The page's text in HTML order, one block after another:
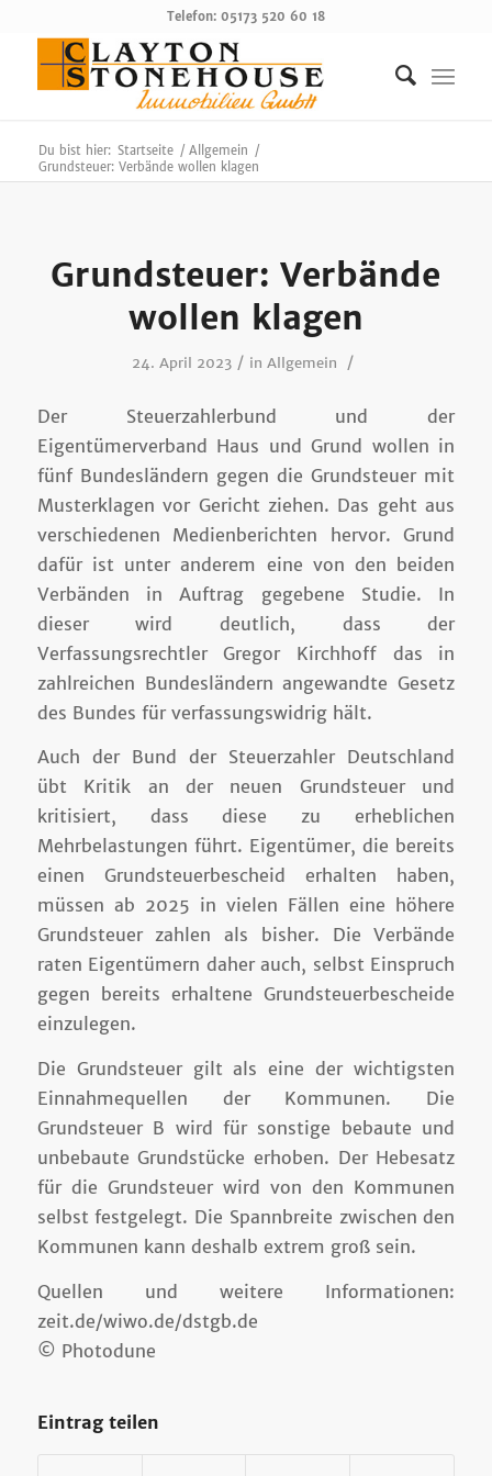
Telefon: 05173 520 60 18
Du bist hier: Startseite / Allgemein /
Grundsteuer: Verbände wollen klagen
Grundsteuer: Verbände
wollen klagen
24. April 2023 / inAllgemein /
Der Steuerzahlerbund und der
Eigentümerverband Haus und Grund wollen in
fünf Bundesländern gegen die Grundsteuer mit
Musterklagen vor Gericht ziehen. Das geht aus
verschiedenen Medienberichten hervor. Grund
dafür ist unter anderem eine von den beiden
Verbänden in Auftrag gegebene Studie. In
dieser wird deutlich, dass der
Verfassungsrechtler Gregor Kirchhoff das in
zahlreichen Bundesländern angewandte Gesetz
des Bundes für verfassungswidrig hält.
Auch der Bund der Steuerzahler Deutschland
übt Kritik an der neuen Grundsteuer und
kritisiert, dass diese zu erheblichen
Mehrbelastungen führt. Eigentümer, die bereits
einen Grundsteuerbescheid erhalten haben,
müssen ab 2025 in vielen Fällen eine höhere
Grundsteuer zahlen als bisher. Die Verbände
raten Eigentümern daher auch, selbst Einspruch
gegen bereits erhaltene Grundsteuerbescheide
einzulegen.
Die Grundsteuer gilt als eine der wichtigsten
Einnahmequellen der Kommunen. Die
Grundsteuer B wird für sonstige bebaute und
unbebaute Grundstücke erhoben. Der Hebesatz
für die Grundsteuer wird von den Kommunen
selbst festgelegt. Die Spannbreite zwischen den
Kommunen kann deshalb extrem groß sein.
Quellen und weitere Informationen:
zeit.de/wiwo.de/dstgb.de
© Photodune
Eintrag teilen